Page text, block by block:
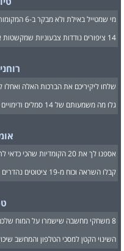
מי שמטייל באילת ולא מבקר ב-6 המקומות הנהדרים האלה - מפספס!
14 ציפורים נודדות צבעוניות שמקשטות את שמי הארץ בימי האביב
שלחו ליקיריכם את הברכות האלה
גלו מה משמעותם של 14 סמלים ודימויים שמופיעים בחלומות שלכם
אספנו לך את 20 הקומדיות שהכי כדאי לראות עכשיו בנטפליקס!
קבלו השראה וכוח מ-19 ציטוטים נהדרים משירים ישראלים אהובים
8 משחקי מחשבה שישמרו על המוח שלכם חד ויתנו לכם רגע של שקט
השינוי הקטן למסכי הטלפון והמחשב